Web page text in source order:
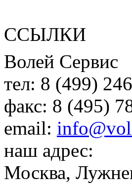
ССЫЛКИ
Волей Сервис
тел: 8 (499)
факс: 8 (495)
email:
наш адрес:
Москва,